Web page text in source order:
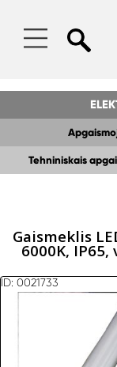
Tehniniskais
Gaismeklis
6000K, IP65,
ID: 0021733